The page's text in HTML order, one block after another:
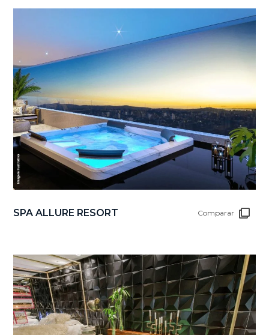
SPA ALLURE RESORT Comparar